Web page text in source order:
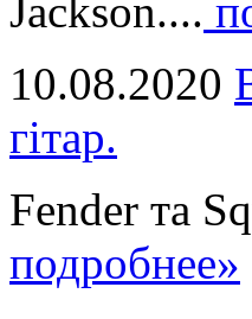
Jackson....
10.08.2020
гітар.
Fender та
подробнее»